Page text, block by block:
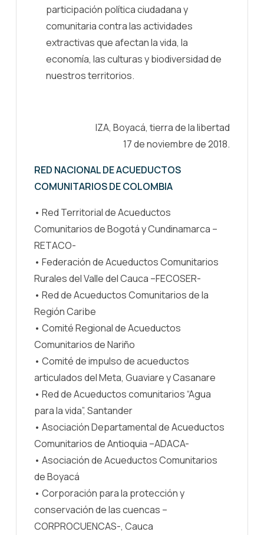
participación política ciudadana y
comunitaria contra las actividades
extractivas que afectan la vida, la
economía, las culturas y biodiversidad de
nuestros territorios.
IZA, Boyacá, tierra de la libertad
17 de noviembre de 2018.
RED NACIONAL DE ACUEDUCTOS
COMUNITARIOS DE COLOMBIA
• Red Territorial de Acueductos
Comunitarios de Bogotá y Cundinamarca –
RETACO-
• Federación de Acueductos Comunitarios
Rurales del Valle del Cauca –FECOSER-
• Red de Acueductos Comunitarios de la
Región Caribe
• Comité Regional de Acueductos
Comunitarios de Nariño
• Comité de impulso de acueductos
articulados del Meta, Guaviare y Casanare
• Red de Acueductos comunitarios “Agua
para la vida”, Santander
• Asociación Departamental de Acueductos
Comunitarios de Antioquia –ADACA-
• Asociación de Acueductos Comunitarios
de Boyacá
• Corporación para la protección y
conservación de las cuencas –
CORPROCUENCAS-, Cauca